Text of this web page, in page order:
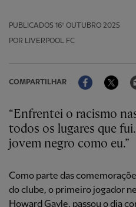
PUBLICADOS 16º OUTUBRO 2025
POR LIVERPOOL FC
COMPARTILHAR
Facebook
“Enfrentei o racismo
todos os lugares que
jovem negro como eu.”
Como parte das
do clube, o primeiro jogador
Howard Gayle, passou o dia